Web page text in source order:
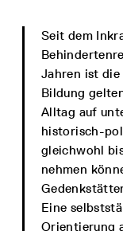
Seit dem
Jahren ist
Bildung
Alltag auf
historisch-
gleichwohl
nehmen
Eine
Orientierung